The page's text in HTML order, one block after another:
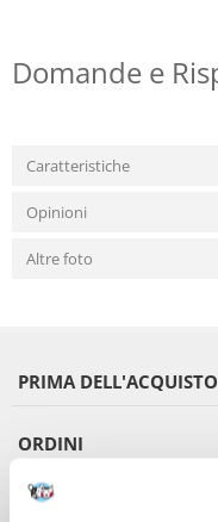
Domande e
Caratteristiche
Opinioni
Altre foto
PRIMA DELL'ACQUISTO
ORDINI
DOPO L'ACQUISTO